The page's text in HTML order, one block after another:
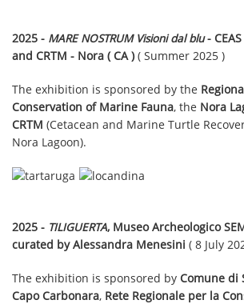
2025 - MARE NOSTRUM Visioni dal blu-
and CRTM - Nora ( CA )( Summer 2025 )
The exhibition is sponsored by the
Conservation of Marine Fauna, the Nora
CRTM (Cetacean and Marine Turtle
Nora Lagoon).
2025 - TILIGUERTA, Museo Archeologico
curated by Alessandra Menesini ( 8 July
The exhibition is sponsored by Comune di
Capo Carbonara, Rete Regionale per la